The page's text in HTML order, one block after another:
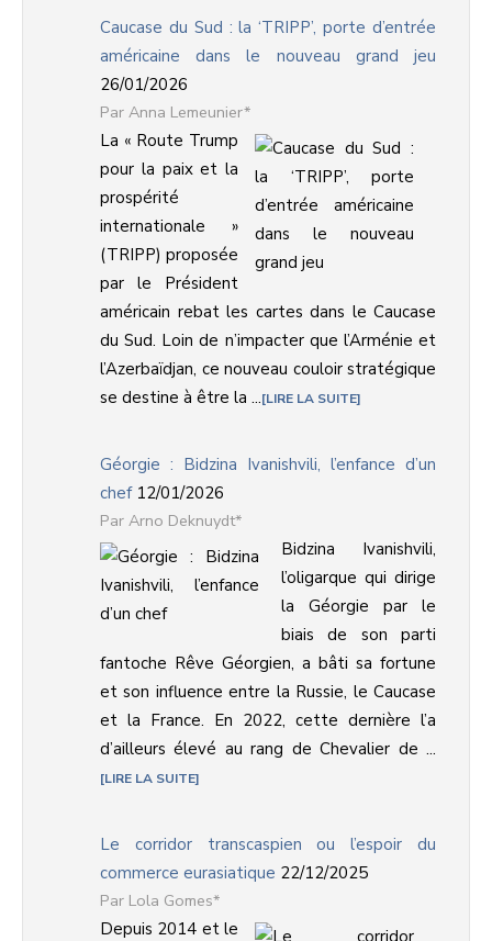
Caucase du Sud : la ‘TRIPP’, porte d’entrée
américaine dans le nouveau grand jeu
26/01/2026
Anna Lemeunier*
La « Route Trump
pour la paix et la
prospérité
internationale »
(TRIPP) proposée
par le Président
américain rebat les cartes dans le Caucase
du Sud. Loin de n’impacter que l’Arménie et
l’Azerbaïdjan, ce nouveau couloir stratégique
se destine à être la ... LIRE LA SUITE
Géorgie : Bidzina Ivanishvili, l’enfance d’un
chef12/01/2026
Arno Deknuydt*
Bidzina Ivanishvili,
l’oligarque qui dirige
la Géorgie par le
biais de son parti
fantoche Rêve Géorgien, a bâti sa fortune
et son influence entre la Russie, le Caucase
et la France. En 2022, cette dernière l’a
d’ailleurs élevé au rang de Chevalier de ...
LIRE LA SUITE
Le corridor transcaspien ou l’espoir du
commerce eurasiatique 22/12/2025
Lola Gomes*
Depuis 2014 et le